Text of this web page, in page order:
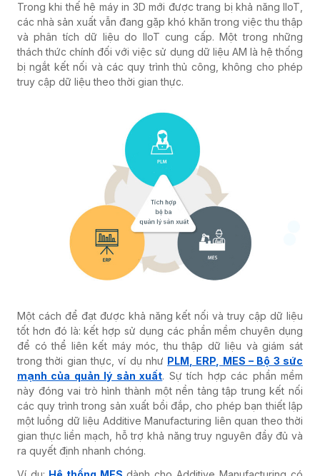
Trong khi thế hệ máy in 3D mới được trang bị khả năng IIoT,
các nhà sản xuất vẫn đang gặp khó khăn trong việc thu thập
và phân tích dữ liệu do IIoT cung cấp. Một trong những
thách thức chính đối với việc sử dụng dữ liệu AM là hệ thống
bị ngắt kết nối và các quy trình thủ công, không cho phép
truy cập dữ liệu theo thời gian thực.
Một cách để đạt được khả năng kết nối và truy cập dữ liệu
tốt hơn đó là: kết hợp sử dụng các phần mềm chuyên dụng
để có thể liên kết máy móc, thu thập dữ liệu và giám sát
trong thời gian thực, ví dụ như PLM, ERP, MES – Bộ 3 sức
mạnh của quản lý sản xuất. Sự tích hợp các phần mềm
này đóng vai trò hình thành một nền tảng tập trung kết nối
các quy trình trong sản xuất bồi đắp, cho phép bạn thiết lập
một luồng dữ liệu Additive Manufacturing liên quan theo thời
gian thực liền mạch, hỗ trợ khả năng truy nguyên đầy đủ và
ra quyết định nhanh chóng.